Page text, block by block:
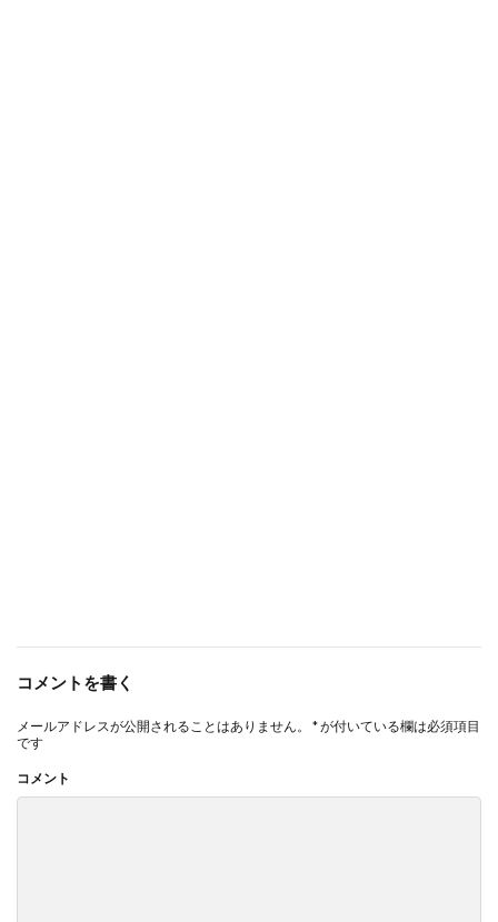
コメントを書く
メールアドレスが公開されることはありません。 *が付いている欄は必須項目
です
コメント